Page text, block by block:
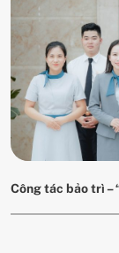
Công tác bảo trì –